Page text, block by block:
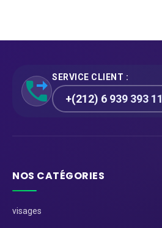
SERVICE CLIENT :
+(212) 6 939 393 11
NOS CATÉGORIES
visages